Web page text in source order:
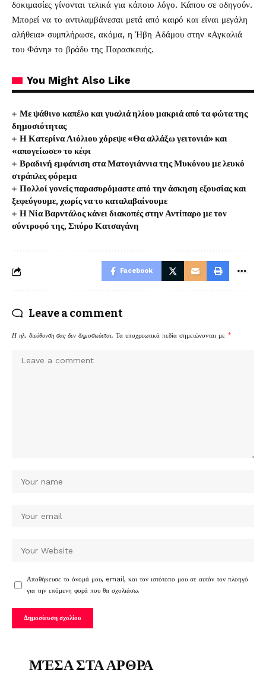
δοκιμασίες γίνονται τελικά για κάποιο λόγο. Κάπου σε οδηγούν.
Μπορεί να το αντιλαμβάνεσαι μετά από καιρό και είναι μεγάλη
αλήθεια» συμπλήρωσε, ακόμα, η Ήβη Αδάμου στην «Αγκαλιά
του Φάνη» το βράδυ της Παρασκευής.
You Might Also Like
Με ψάθινο καπέλο και γυαλιά ηλίου μακριά από τα φώτα της
δημοσιότητας
Η Κατερίνα Λιόλιου χόρεψε «Θα αλλάξω γειτονιά» και
«απογείωσε» το κέφι
Βραδινή εμφάνιση στα Ματογιάννια της Μυκόνου με λευκό
στράπλες φόρεμα
Πολλοί γονείς παρασυρόμαστε από την άσκηση εξουσίας και
ξεφεύγουμε, χωρίς να το καταλαβαίνουμε
Η Νία Βαρντάλος κάνει διακοπές στην Αντίπαρο με τον
σύντροφό της, Σπύρο Κατσαγάνη
Facebook
Leave a comment
Η ηλ. διεύθυνση σας δεν δημοσιεύεται. Τα υποχρεωτικά πεδία σημειώνονται με *
Αποθήκευσε το όνομά μου, email, και τον ιστότοπο μου σε αυτόν τον πλοηγό
για την επόμενη φορά που θα σχολιάσω.
ΜΈΣΑ ΣΤΑ ΑΡΘΡΑ